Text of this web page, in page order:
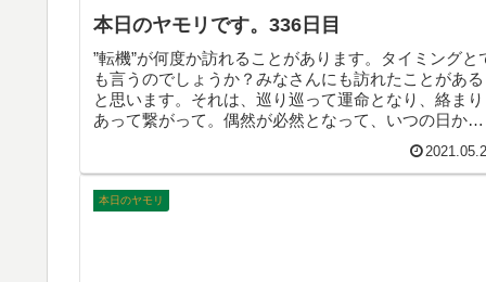
本日のヤモリです。336日目
”転機”が何度か訪れることがあります。タイミングと
も言うのでしょうか？みなさんにも訪れたことがある
と思います。それは、巡り巡って運命となり、絡まり
あって繋がって。偶然が必然となって、いつの日かま
た。そんなことを考えた木曜日。本日のヤモリです。
本日のヤモリ